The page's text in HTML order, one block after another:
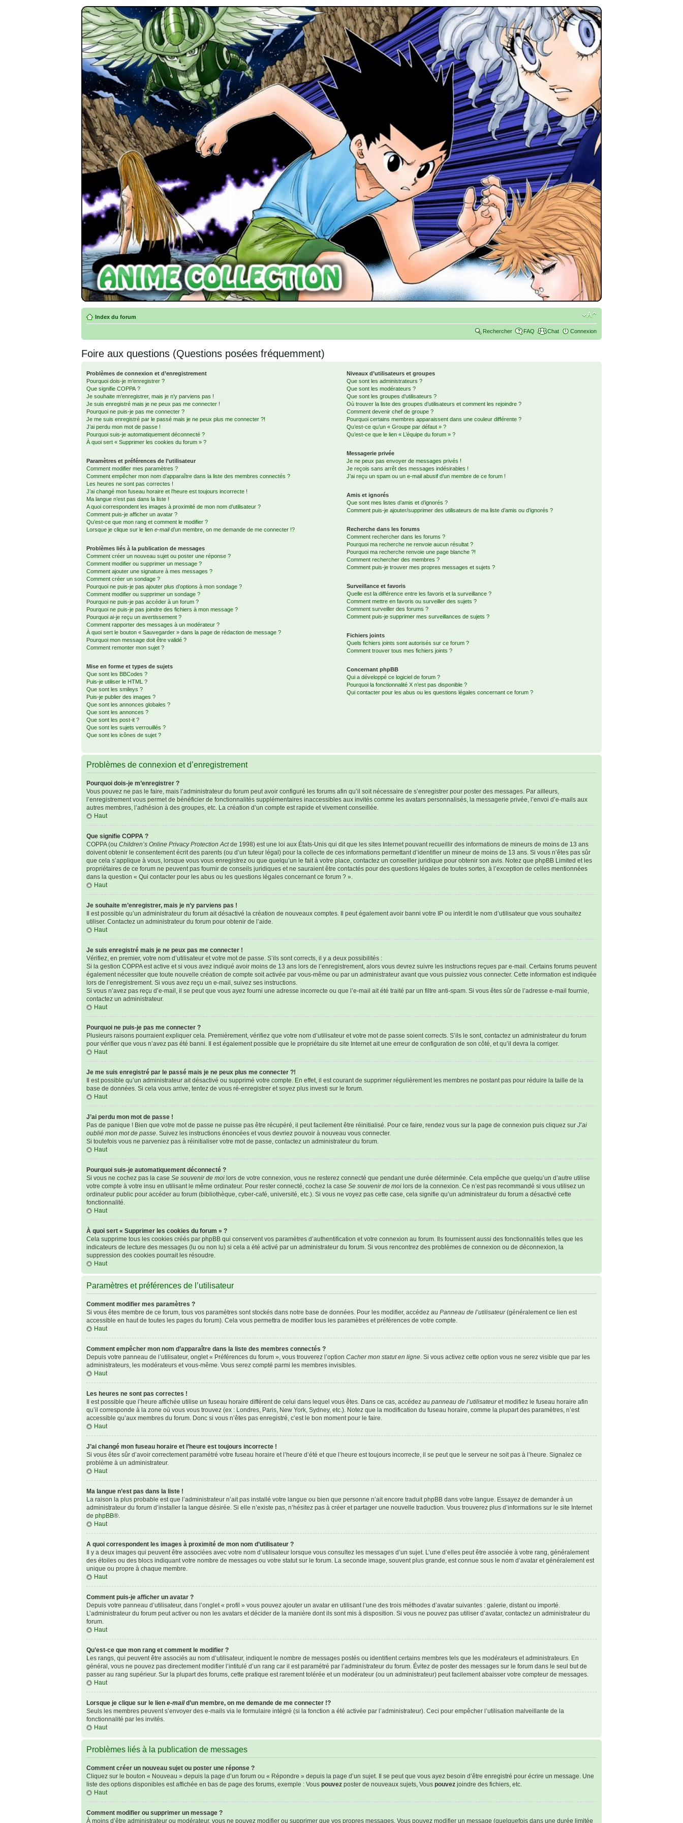
Index du forum
Rechercher FAQ Chat Connexion
Foire aux questions (Questions posées fréquemment)
Problèmes de connexion et d’enregistrement
Pourquoi dois-je m’enregistrer ?
Que signifie COPPA ?
Je souhaite m’enregistrer, mais je n’y parviens pas !
Je suis enregistré mais je ne peux pas me connecter !
Pourquoi ne puis-je pas me connecter ?
Je me suis enregistré par le passé mais je ne peux plus me connecter ?!
J’ai perdu mon mot de passe !
Pourquoi suis-je automatiquement déconnecté ?
À quoi sert « Supprimer les cookies du forum » ?
Paramètres et préférences de l’utilisateur
Comment modifier mes paramètres ?
Comment empêcher mon nom d’apparaître dans la liste des membres connectés ?
Les heures ne sont pas correctes !
J’ai changé mon fuseau horaire et l’heure est toujours incorrecte !
Ma langue n’est pas dans la liste !
A quoi correspondent les images à proximité de mon nom d’utilisateur ?
Comment puis-je afficher un avatar ?
Qu’est-ce que mon rang et comment le modifier ?
Lorsque je clique sur le lien e-maild’un membre, on me demande de me connecter !?
Problèmes liés à la publication de messages
Comment créer un nouveau sujet ou poster une réponse ?
Comment modifier ou supprimer un message ?
Comment ajouter une signature à mes messages ?
Comment créer un sondage ?
Pourquoi ne puis-je pas ajouter plus d’options à mon sondage ?
Comment modifier ou supprimer un sondage ?
Pourquoi ne puis-je pas accéder à un forum ?
Pourquoi ne puis-je pas joindre des fichiers à mon message ?
Pourquoi ai-je reçu un avertissement ?
Comment rapporter des messages à un modérateur ?
À quoi sert le bouton « Sauvegarder » dans la page de rédaction de message ?
Pourquoi mon message doit être validé ?
Comment remonter mon sujet ?
Mise en forme et types de sujets
Que sont les BBCodes ?
Puis-je utiliser le HTML ?
Que sont les smileys ?
Puis-je publier des images ?
Que sont les annonces globales ?
Que sont les annonces ?
Que sont les post-it ?
Que sont les sujets verrouillés ?
Que sont les icônes de sujet ?
Niveaux d’utilisateurs et groupes
Que sont les administrateurs ?
Que sont les modérateurs ?
Que sont les groupes d’utilisateurs ?
Où trouver la liste des groupes d’utilisateurs et comment les rejoindre ?
Comment devenir chef de groupe ?
Pourquoi certains membres apparaissent dans une couleur différente ?
Qu’est-ce qu’un « Groupe par défaut » ?
Qu’est-ce que le lien « L’équipe du forum » ?
Messagerie privée
Je ne peux pas envoyer de messages privés !
Je reçois sans arrêt des messages indésirables !
J’ai reçu un spam ou un e-mail abusif d’un membre de ce forum !
Amis et ignorés
Que sont mes listes d’amis et d’ignorés ?
Comment puis-je ajouter/supprimer des utilisateurs de ma liste d’amis ou d’ignorés ?
Recherche dans les forums
Comment rechercher dans les forums ?
Pourquoi ma recherche ne renvoie aucun résultat ?
Pourquoi ma recherche renvoie une page blanche ?!
Comment rechercher des membres ?
Comment puis-je trouver mes propres messages et sujets ?
Surveillance et favoris
Quelle est la différence entre les favoris et la surveillance ?
Comment mettre en favoris ou surveiller des sujets ?
Comment surveiller des forums ?
Comment puis-je supprimer mes surveillances de sujets ?
Fichiers joints
Quels fichiers joints sont autorisés sur ce forum ?
Comment trouver tous mes fichiers joints ?
Concernant phpBB
Qui a développé ce logiciel de forum ?
Pourquoi la fonctionnalité X n’est pas disponible ?
Qui contacter pour les abus ou les questions légales concernant ce forum ?
Problèmes de connexion et d’enregistrement
Pourquoi dois-je m’enregistrer ?
Vous pouvez ne pas le faire, mais l’administrateur du forum peut avoir configuré les forums afin qu’il soit nécessaire de s’enregistrer pour poster des messages. Par ailleurs,
l’enregistrement vous permet de bénéficier de fonctionnalités supplémentaires inaccessibles aux invités comme les avatars personnalisés, la messagerie privée, l’envoi d’e-mails aux
autres membres, l’adhésion à des groupes, etc. La création d’un compte est rapide et vivement conseillée.
Haut
Que signifie COPPA ?
COPPA (ou Children’s Online Privacy Protection Actde 1998) est une loi aux États-Unis qui dit que les sites Internet pouvant recueillir des informations de mineurs de moins de 13 ans
doivent obtenir le consentement écrit des parents (ou d’un tuteur légal) pour la collecte de ces informations permettant d’identifier un mineur de moins de 13 ans. Si vous n’êtes pas sûr
que cela s’applique à vous, lorsque vous vous enregistrez ou que quelqu’un le fait à votre place, contactez un conseiller juridique pour obtenir son avis. Notez que phpBB Limited et les
propriétaires de ce forum ne peuvent pas fournir de conseils juridiques et ne sauraient être contactés pour des questions légales de toutes sortes, à l’exception de celles mentionnées
dans la question « Qui contacter pour les abus ou les questions légales concernant ce forum ? ».
Haut
Je souhaite m’enregistrer, mais je n’y parviens pas !
Il est possible qu’un administrateur du forum ait désactivé la création de nouveaux comptes. Il peut également avoir banni votre IP ou interdit le nom d’utilisateur que vous souhaitez
utiliser. Contactez un administrateur du forum pour obtenir de l’aide.
Haut
Je suis enregistré mais je ne peux pas me connecter !
Vérifiez, en premier, votre nom d’utilisateur et votre mot de passe. S’ils sont corrects, il y a deux possibilités :
Si la gestion COPPA est active et si vous avez indiqué avoir moins de 13 ans lors de l’enregistrement, alors vous devrez suivre les instructions reçues par e-mail. Certains forums peuvent
également nécessiter que toute nouvelle création de compte soit activée par vous-même ou par un administrateur avant que vous puissiez vous connecter. Cette information est indiquée
lors de l’enregistrement. Si vous avez reçu un e-mail, suivez ses instructions.
Si vous n’avez pas reçu d’e-mail, il se peut que vous ayez fourni une adresse incorrecte ou que l’e-mail ait été traité par un filtre anti-spam. Si vous êtes sûr de l’adresse e-mail fournie,
contactez un administrateur.
Haut
Pourquoi ne puis-je pas me connecter ?
Plusieurs raisons pourraient expliquer cela. Premièrement, vérifiez que votre nom d’utilisateur et votre mot de passe soient corrects. S’ils le sont, contactez un administrateur du forum
pour vérifier que vous n’avez pas été banni. Il est également possible que le propriétaire du site Internet ait une erreur de configuration de son côté, et qu’il devra la corriger.
Haut
Je me suis enregistré par le passé mais je ne peux plus me connecter ?!
Il est possible qu’un administrateur ait désactivé ou supprimé votre compte. En effet, il est courant de supprimer régulièrement les membres ne postant pas pour réduire la taille de la
base de données. Si cela vous arrive, tentez de vous ré-enregistrer et soyez plus investi sur le forum.
Haut
J’ai perdu mon mot de passe !
Pas de panique ! Bien que votre mot de passe ne puisse pas être récupéré, il peut facilement être réinitialisé. Pour ce faire, rendez vous sur la page de connexion puis cliquez sur J’ai
oublié mon mot de passe. Suivez les instructions énoncées et vous devriez pouvoir à nouveau vous connecter.
Si toutefois vous ne parveniez pas à réinitialiser votre mot de passe, contactez un administrateur du forum.
Haut
Pourquoi suis-je automatiquement déconnecté ?
Si vous ne cochez pas la case Se souvenir de moi lors de votre connexion, vous ne resterez connecté que pendant une durée déterminée. Cela empêche que quelqu’un d’autre utilise
votre compte à votre insu en utilisant le même ordinateur. Pour rester connecté, cochez la case Se souvenir de moi lors de la connexion. Ce n’est pas recommandé si vous utilisez un
ordinateur public pour accéder au forum (bibliothèque, cyber-café, université, etc.). Si vous ne voyez pas cette case, cela signifie qu’un administrateur du forum a désactivé cette
fonctionnalité.
Haut
À quoi sert « Supprimer les cookies du forum » ?
Cela supprime tous les cookies créés par phpBB qui conservent vos paramètres d’authentification et votre connexion au forum. Ils fournissent aussi des fonctionnalités telles que les
indicateurs de lecture des messages (lu ou non lu) si cela a été activé par un administrateur du forum. Si vous rencontrez des problèmes de connexion ou de déconnexion, la
suppression des cookies pourrait les résoudre.
Haut
Paramètres et préférences de l’utilisateur
Comment modifier mes paramètres ?
Si vous êtes membre de ce forum, tous vos paramètres sont stockés dans notre base de données. Pour les modifier, accédez au Panneau de l’utilisateur(généralement ce lien est
accessible en haut de toutes les pages du forum). Cela vous permettra de modifier tous les paramètres et préférences de votre compte.
Haut
Comment empêcher mon nom d’apparaître dans la liste des membres connectés ?
Depuis votre panneau de l’utilisateur, onglet « Préférences du forum », vous trouverez l’option Cacher mon statut en ligne. Si vous activez cette option vous ne serez visible que par les
administrateurs, les modérateurs et vous-même. Vous serez compté parmi les membres invisibles.
Haut
Les heures ne sont pas correctes !
Il est possible que l’heure affichée utilise un fuseau horaire différent de celui dans lequel vous êtes. Dans ce cas, accédez au panneau de l’utilisateuret modifiez le fuseau horaire afin
qu’il corresponde à la zone où vous vous trouvez (ex : Londres, Paris, New York, Sydney, etc.). Notez que la modification du fuseau horaire, comme la plupart des paramètres, n’est
accessible qu’aux membres du forum. Donc si vous n’êtes pas enregistré, c’est le bon moment pour le faire.
Haut
J’ai changé mon fuseau horaire et l’heure est toujours incorrecte !
Si vous êtes sûr d’avoir correctement paramétré votre fuseau horaire et l’heure d’été et que l’heure est toujours incorrecte, il se peut que le serveur ne soit pas à l’heure. Signalez ce
problème à un administrateur.
Haut
Ma langue n’est pas dans la liste !
La raison la plus probable est que l’administrateur n’ait pas installé votre langue ou bien que personne n’ait encore traduit phpBB dans votre langue. Essayez de demander à un
administrateur du forum d’installer la langue désirée. Si elle n’existe pas, n’hésitez pas à créer et partager une nouvelle traduction. Vous trouverez plus d’informations sur le site Internet
de phpBB®.
Haut
A quoi correspondent les images à proximité de mon nom d’utilisateur ?
Il y a deux images qui peuvent être associées avec votre nom d’utilisateur lorsque vous consultez les messages d’un sujet. L’une d’elles peut être associée à votre rang, généralement
des étoiles ou des blocs indiquant votre nombre de messages ou votre statut sur le forum. La seconde image, souvent plus grande, est connue sous le nom d’avatar et généralement est
unique ou propre à chaque membre.
Haut
Comment puis-je afficher un avatar ?
Depuis votre panneau d’utilisateur, dans l’onglet « profil » vous pouvez ajouter un avatar en utilisant l’une des trois méthodes d’avatar suivantes : galerie, distant ou importé.
L’administrateur du forum peut activer ou non les avatars et décider de la manière dont ils sont mis à disposition. Si vous ne pouvez pas utiliser d’avatar, contactez un administrateur du
forum.
Haut
Qu’est-ce que mon rang et comment le modifier ?
Les rangs, qui peuvent être associés au nom d’utilisateur, indiquent le nombre de messages postés ou identifient certains membres tels que les modérateurs et administrateurs. En
général, vous ne pouvez pas directement modifier l’intitulé d’un rang car il est paramétré par l’administrateur du forum. Évitez de poster des messages sur le forum dans le seul but de
passer au rang supérieur. Sur la plupart des forums, cette pratique est rarement tolérée et un modérateur (ou un administrateur) peut facilement abaisser votre compteur de messages.
Haut
Lorsque je clique sur le lien e-maild’un membre, on me demande de me connecter !?
Seuls les membres peuvent s’envoyer des e-mails via le formulaire intégré (si la fonction a été activée par l’administrateur). Ceci pour empêcher l’utilisation malveillante de la
fonctionnalité par les invités.
Haut
Problèmes liés à la publication de messages
Comment créer un nouveau sujet ou poster une réponse ?
Cliquez sur le bouton « Nouveau » depuis la page d’un forum ou « Répondre » depuis la page d’un sujet. Il se peut que vous ayez besoin d’être enregistré pour écrire un message. Une
liste des options disponibles est affichée en bas de page des forums, exemple : Vous pouvez poster de nouveaux sujets, Vous pouvez joindre des fichiers, etc.
Haut
Comment modifier ou supprimer un message ?
À moins d’être administrateur ou modérateur, vous ne pouvez modifier ou supprimer que vos propres messages. Vous pouvez modifier un message (quelquefois dans une durée limitée